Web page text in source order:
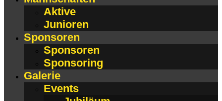
Aktive
Junioren
Sponsoren
Sponsoren
Sponsoring
Galerie
Events